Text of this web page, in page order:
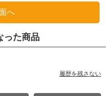
った商品
履歴を残さない